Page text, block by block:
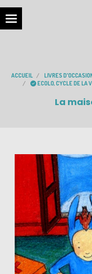
ACCUEIL LIVRES
ECOLO, CYCLE DE LA
La